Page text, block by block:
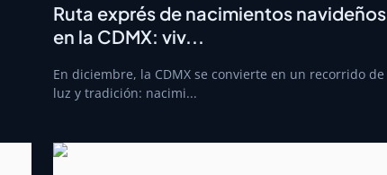
Ruta exprés de nacimientos navideños
en la CDMX: viv...
En diciembre, la CDMX se convierte en un recorrido de
luz y tradición: nacimi...